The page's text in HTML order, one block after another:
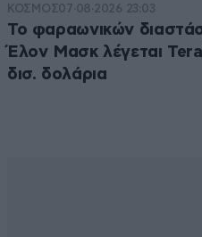
ΚΟΣΜΟΣ07·08·2026 23:03
Το φαραωνικών
Έλον Μασκ λέγεται
δισ. δολάρια